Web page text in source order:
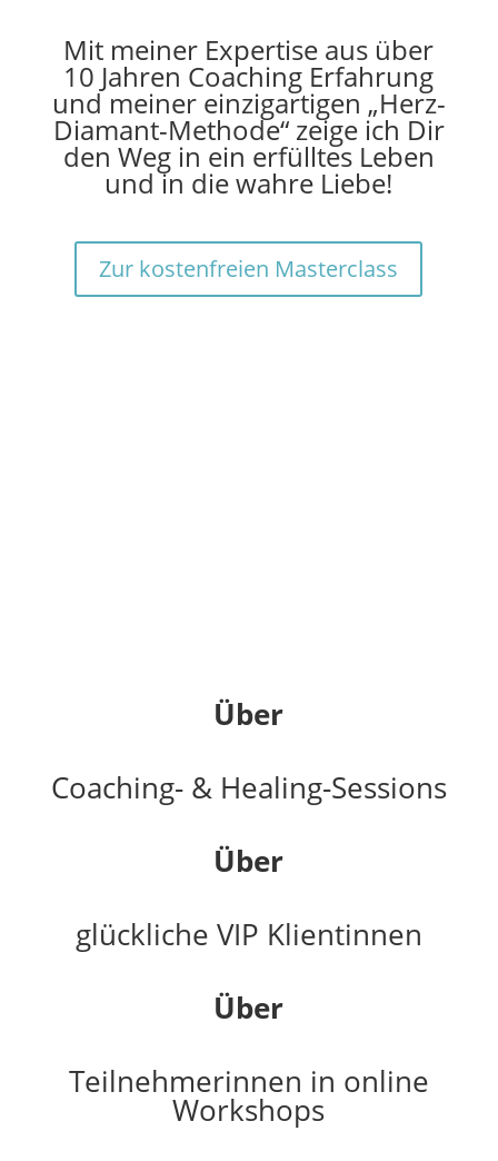
Mit meiner Expertise aus über
10 Jahren Coaching Erfahrung
und meiner einzigartigen „Herz-
Diamant-Methode“ zeige ich Dir
den Weg in ein erfülltes Leben
und in die wahre Liebe!
Zur kostenfreien Masterclass
Über
Coaching- & Healing-Sessions
Über
glückliche VIP Klientinnen
Über
Teilnehmerinnen in online
Workshops